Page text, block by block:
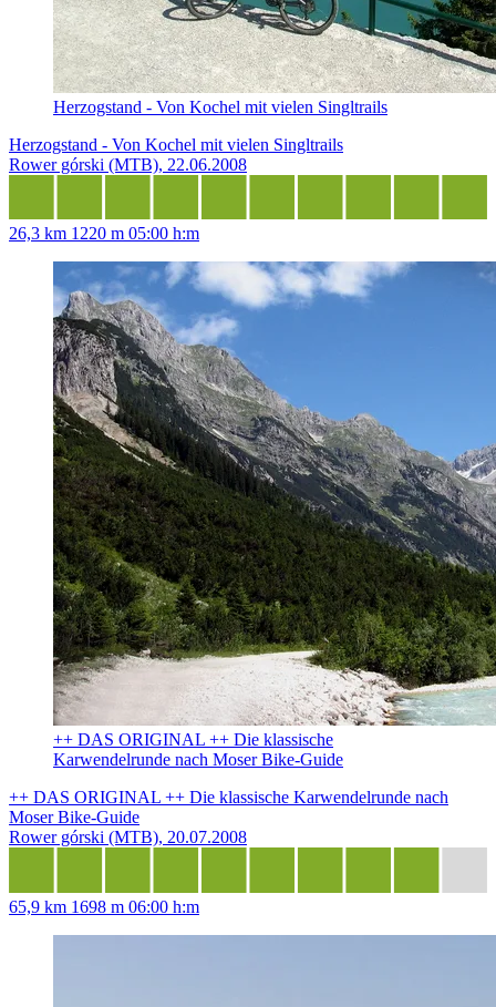
Herzogstand - Von Kochel mit vielen Singltrails
Herzogstand - Von Kochel mit vielen Singltrails
Rower górski (MTB), 22.06.2008
26,3 km 1220 m 05:00 h:m
++ DAS ORIGINAL ++ Die klassische
Karwendelrunde nach Moser Bike-Guide
++ DAS ORIGINAL ++ Die klassische Karwendelrunde nach
Moser Bike-Guide
Rower górski (MTB), 20.07.2008
65,9 km 1698 m 06:00 h:m